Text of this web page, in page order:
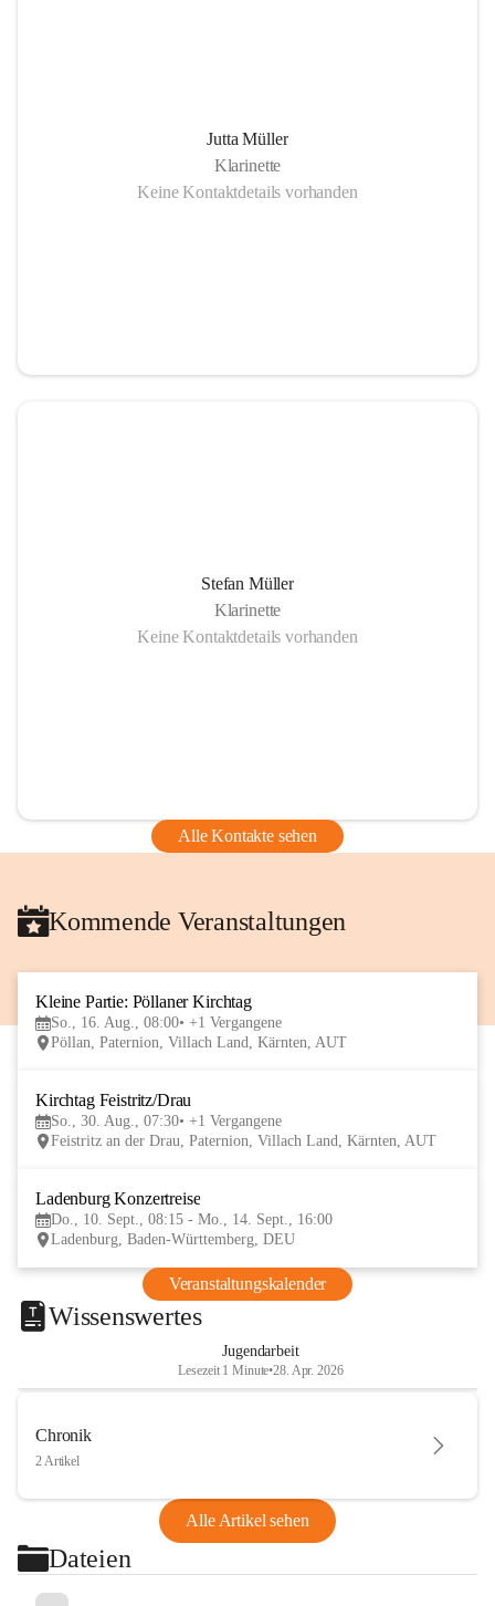
Jutta Müller
Klarinette
Keine Kontaktdetails vorhanden
Stefan Müller
Klarinette
Keine Kontaktdetails vorhanden
Alle Kontakte sehen
Kommende Veranstaltungen
Kleine Partie: Pöllaner Kirchtag
So., 16. Aug., 08:00 +1 Vergangene
Pöllan, Paternion, Villach Land, Kärnten, AUT
Kirchtag Feistritz/Drau
So., 30. Aug., 07:30 +1 Vergangene
Feistritz an der Drau, Paternion, Villach Land, Kärnten, AUT
Ladenburg Konzertreise
Do., 10. Sept., 08:15 - Mo., 14. Sept., 16:00
Ladenburg, Baden-Württemberg, DEU
Veranstaltungskalender
Wissenswertes
Jugendarbeit
Lesezeit 1 Minute•28. Apr. 2026
Chronik
2 Artikel
Alle Artikel sehen
Dateien